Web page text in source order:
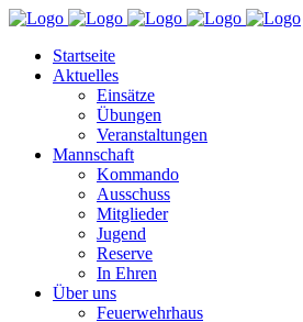
Startseite
Aktuelles
Einsätze
Übungen
Veranstaltungen
Mannschaft
Kommando
Ausschuss
Mitglieder
Jugend
Reserve
In Ehren
Über uns
Feuerwehrhaus